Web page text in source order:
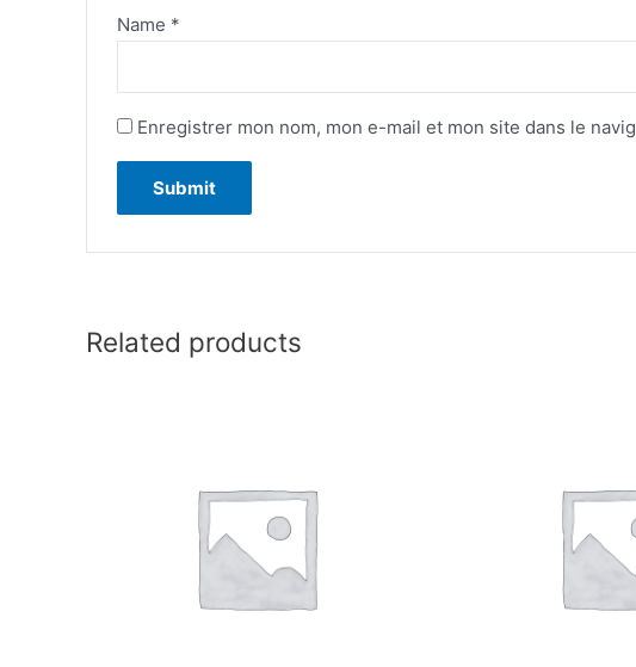
Name *
Enregistrer mon nom, mon e-mail et mon site dans le
Related products